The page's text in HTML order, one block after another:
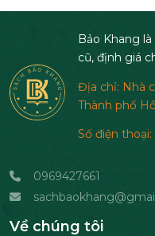
Bảo Khang
cũ, định giá
Địa chỉ: Nhà
Thành phố
Số điện thoại:
0969427661
Về chúng tôi